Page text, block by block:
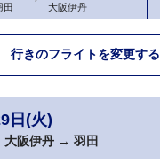
田 大阪伊丹
行きのフライトを変更する
日(火)
大阪伊丹 → 羽田